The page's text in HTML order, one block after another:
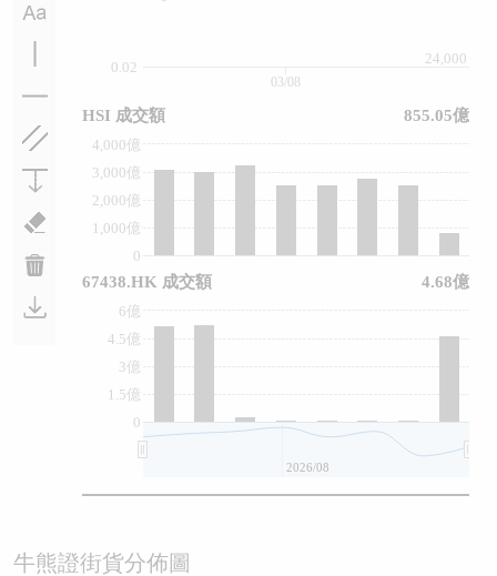
0.02
24,000
0
1,000億
2,000億
3,000億
4,000億
0
1.5億
3億
4.5億
6億
03/08
2026/08
HSI 成交額 855.05億
67438.HK 成交額 4.68億
牛熊證街貨分佈圖